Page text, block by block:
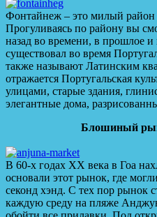
Фонтайнеж – это милый
Прогуливаясь по району вы
назад во времени, в прошлое
существовал во время
также называют Латинским
отражается Португальская
улицами, старые здания,
элегантные дома,
Блошиный
В 60-х годах XX века в Гоа
основали этот рынок, где
секонд хэнд. С тех пор рынок
каждую среду на пляже